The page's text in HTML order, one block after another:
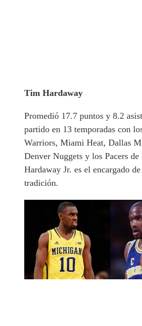
Tim Hardaway
Promedió 17.7 puntos y 8.2
partido en 13 temporadas con
Warriors, Miami Heat, Dallas
Denver Nuggets y los Pacers
Hardaway Jr. es el encargado
tradición.